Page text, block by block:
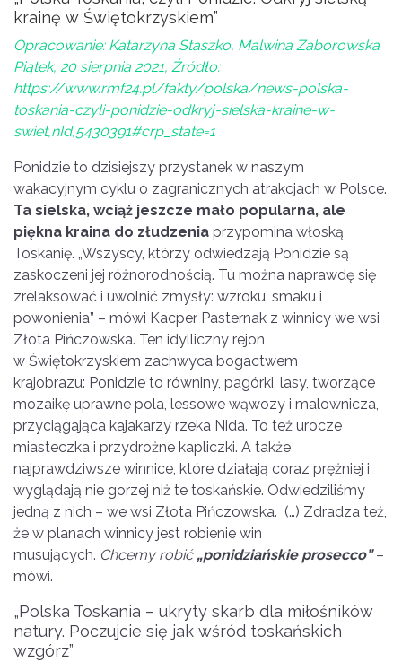
krainę w Świętokrzyskiem”
Opracowanie: Katarzyna Staszko, Malwina Zaborowska
Piątek, 20 sierpnia 2021, Źródło:
https://www.rmf24.pl/fakty/polska/news-polska-
toskania-czyli-ponidzie-odkryj-sielska-kraine-w-
swiet,nId,5430391#crp_state=1
Ponidzie to dzisiejszy przystanek w naszym
wakacyjnym cyklu o zagranicznych atrakcjach w Polsce.
Ta sielska, wciąż jeszcze mało popularna, ale
piękna kraina do złudzenia przypomina włoską
Toskanię. „Wszyscy, którzy odwiedzają Ponidzie są
zaskoczeni jej różnorodnością. Tu można naprawdę się
zrelaksować i uwolnić zmysły: wzroku, smaku i
powonienia” – mówi Kacper Pasternak z winnicy we wsi
Złota Pińczowska. Ten idylliczny rejon
w Świętokrzyskiem zachwyca bogactwem
krajobrazu: Ponidzie to równiny, pagórki, lasy, tworzące
mozaikę uprawne pola, lessowe wąwozy i malownicza,
przyciągająca kajakarzy rzeka Nida. To też urocze
miasteczka i przydrożne kapliczki. A także
najprawdziwsze winnice, które działają coraz prężniej i
wyglądają nie gorzej niż te toskańskie. Odwiedziliśmy
jedną z nich – we wsi Złota Pińczowska. (…) Zdradza też,
że w planach winnicy jest robienie win
musujących. Chcemy robić„ponidziańskie prosecco”–
mówi.
„Polska Toskania – ukryty skarb dla miłośników
natury. Poczujcie się jak wśród toskańskich
wzgórz”